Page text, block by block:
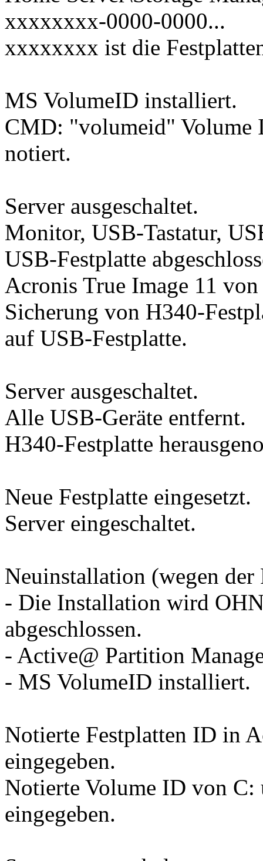
xxxxxxxx-0000-0000...
xxxxxxxx ist die
MS VolumeID installiert.
CMD: "volumeid" Volume
notiert.
Server ausgeschaltet.
Monitor, USB-Tastatur,
USB-Festplatte
Acronis True Image 11
Sicherung von H340-
auf USB-Festplatte.
Server ausgeschaltet.
Alle USB-Geräte entfernt.
H340-Festplatte
Neue Festplatte eingesetzt.
Server eingeschaltet.
Neuinstallation (wegen
- Die Installation wird
abgeschlossen.
- Active@ Partition
- MS VolumeID installiert.
Notierte Festplatten ID in
eingegeben.
Notierte Volume ID von
eingegeben.